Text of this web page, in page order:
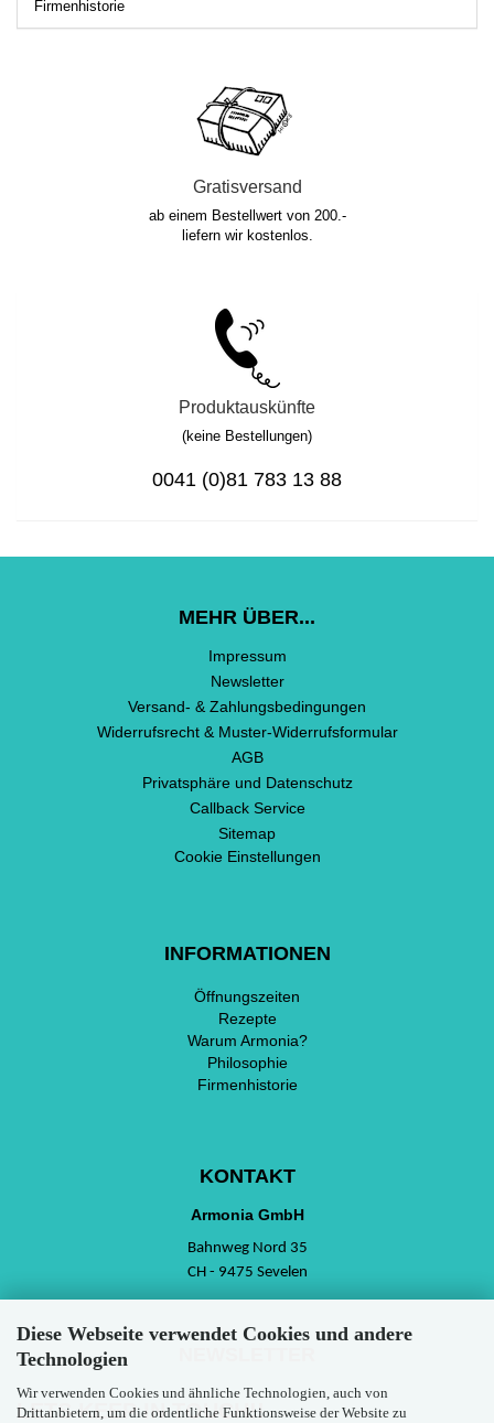
Diese Webseite verwendet Cookies und andere
Technologien
Wir verwenden Cookies und ähnliche Technologien, auch von
Drittanbietern, um die ordentliche Funktionsweise der Website zu
Firmenhistorie
Gratisversand
ab einem Bestellwert von 200.-
liefern wir kostenlos.
Produktauskünfte
(keine Bestellungen)
0041 (0)81 783 13 88
MEHR ÜBER...
Impressum
Newsletter
Versand- & Zahlungsbedingungen
Widerrufsrecht & Muster-Widerrufsformular
AGB
Privatsphäre und Datenschutz
Callback Service
Sitemap
Cookie Einstellungen
INFORMATIONEN
Öffnungszeiten
Rezepte
Warum Armonia?
Philosophie
Firmenhistorie
KONTAKT
Armonia GmbH
Bahnweg Nord 35
CH - 9475 Sevelen
LETS KEEP IN TOUCH!!